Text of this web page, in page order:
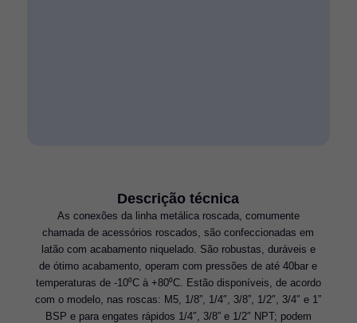
Descrição técnica
As conexões da linha metálica roscada, comumente
chamada de acessórios roscados, são confeccionadas em
latão com acabamento niquelado. São robustas, duráveis e
de ótimo acabamento, operam com pressões de até 40bar e
temperaturas de -10⁰C à +80⁰C. Estão disponíveis, de acordo
com o modelo, nas roscas: M5, 1/8”, 1/4″, 3/8”, 1/2″, 3/4″ e 1”
BSP e para engates rápidos 1/4″, 3/8” e 1/2″ NPT; podem